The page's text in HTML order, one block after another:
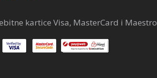
kartice Visa, MasterCard i Maestro